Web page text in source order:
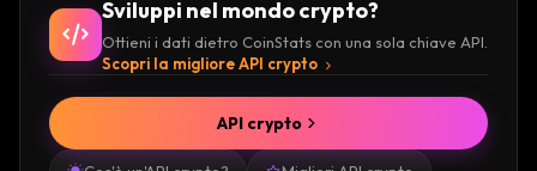
Sviluppi nel mondo crypto?
Ottieni i dati dietro CoinStats con una sola chiave API.
Scopri la migliore API crypto
API crypto